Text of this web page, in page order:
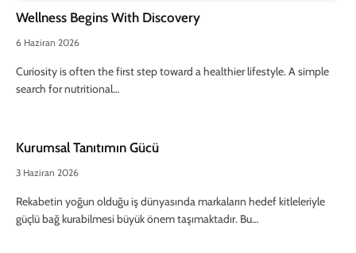
Wellness Begins With Discovery
6 Haziran 2026
Curiosity is often the first step toward a healthier lifestyle. A simple
search for nutritional…
Kurumsal Tanıtımın Gücü
3 Haziran 2026
Rekabetin yoğun olduğu iş dünyasında markaların hedef kitleleriyle
güçlü bağ kurabilmesi büyük önem taşımaktadır. Bu…